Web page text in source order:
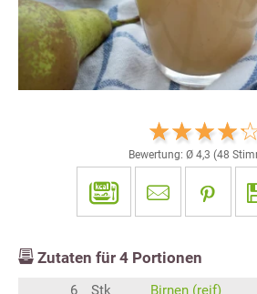
Bewertung: Ø 4,3 (48
Zutaten für 4 Portionen
6 Stk
Birnen (reif)